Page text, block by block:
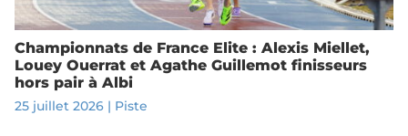
Championnats de France Elite : Alexis Miellet,
Louey Ouerrat et Agathe Guillemot finisseurs
hors pair à Albi
25 juillet 2026| Piste